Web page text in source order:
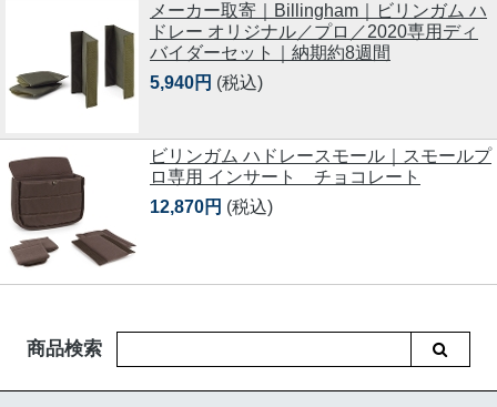
メーカー取寄｜Billingham｜ビリンガム ハ
ドレー オリジナル／プロ／2020専用ディ
バイダーセット｜納期約8週間
5,940円 (税込)
ビリンガム ハドレースモール｜スモールプ
ロ専用 インサート チョコレート
12,870円 (税込)
商品検索